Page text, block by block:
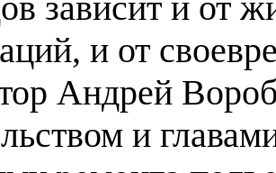
и от
Андрей
и